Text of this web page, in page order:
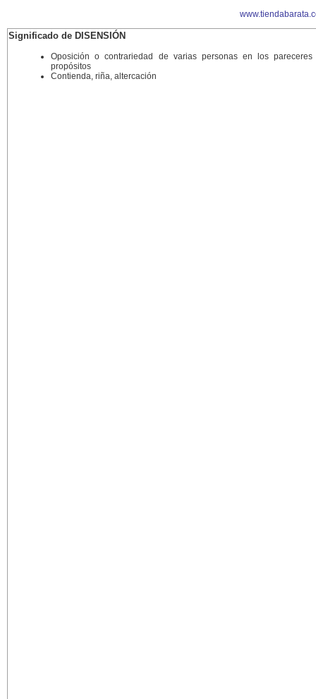
Significado de DISENSIÓN
Oposición o contrariedad de varias personas en los
propósitos
Contienda, riña, altercación